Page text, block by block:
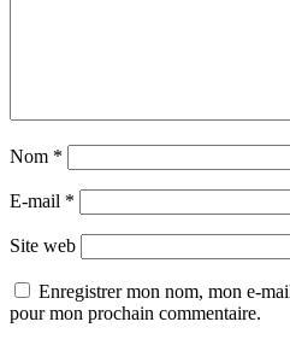
Nom *
E-mail *
Site web
Enregistrer mon nom, mon e-
pour mon prochain commentaire.